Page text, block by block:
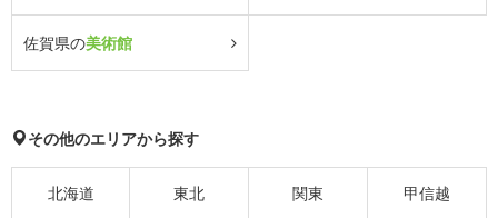
佐賀県の美術館
その他のエリアから探す
北海道 東北 関東 甲信越